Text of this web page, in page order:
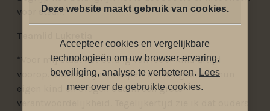
voor staan.”
Teamlid Lukretia
“Voor mij staat het belang van ieder kind altijd
voorop. Ouders zijn de expert als het gaat om hun
eigen kind en dragen daarin een grote
verantwoordelijkheid. Tegelijkertijd zie ik dat ouders
Deze website maakt gebruik van cookies.
Accepteer cookies en vergelijkbare
technologieën om uw browser-ervaring,
beveiliging, analyse te verbeteren. Lees
meer over de gebruikte cookies.